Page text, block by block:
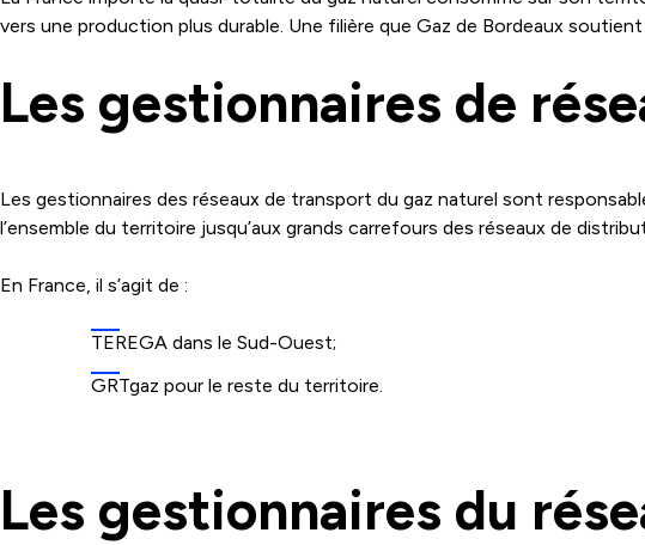
vers une production plus durable. Une filière que Gaz de Bordeaux
Les gestionnaires de
Les gestionnaires des réseaux de transport du gaz naturel sont
l’ensemble du territoire jusqu’aux grands carrefours des réseaux de
En France, il s’agit de :
TEREGA dans le Sud-Ouest;
GRTgaz pour le reste du territoire.
Les gestionnaires du